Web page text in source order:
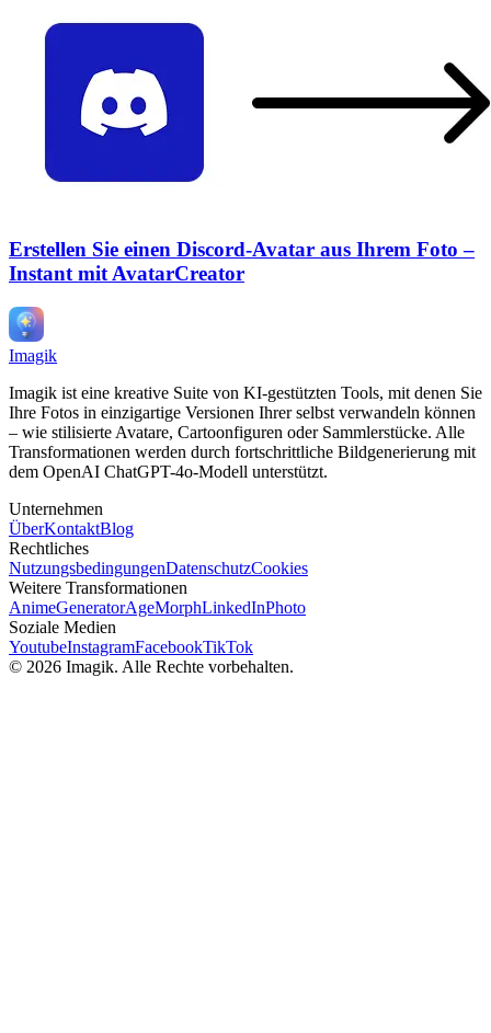
Erstellen Sie einen Discord-Avatar aus Ihrem Foto –
Instant mit AvatarCreator
Imagik
Imagik ist eine kreative Suite von KI-gestützten Tools, mit denen Sie
Ihre Fotos in einzigartige Versionen Ihrer selbst verwandeln können
– wie stilisierte Avatare, Cartoonfiguren oder Sammlerstücke. Alle
Transformationen werden durch fortschrittliche Bildgenerierung mit
dem OpenAI ChatGPT-4o-Modell unterstützt.
Unternehmen
ÜberKontaktBlog
Rechtliches
NutzungsbedingungenDatenschutzCookies
Weitere Transformationen
AnimeGeneratorAgeMorphLinkedInPhoto
Soziale Medien
YoutubeInstagramFacebookTikTok
© 2026 Imagik. Alle Rechte vorbehalten.